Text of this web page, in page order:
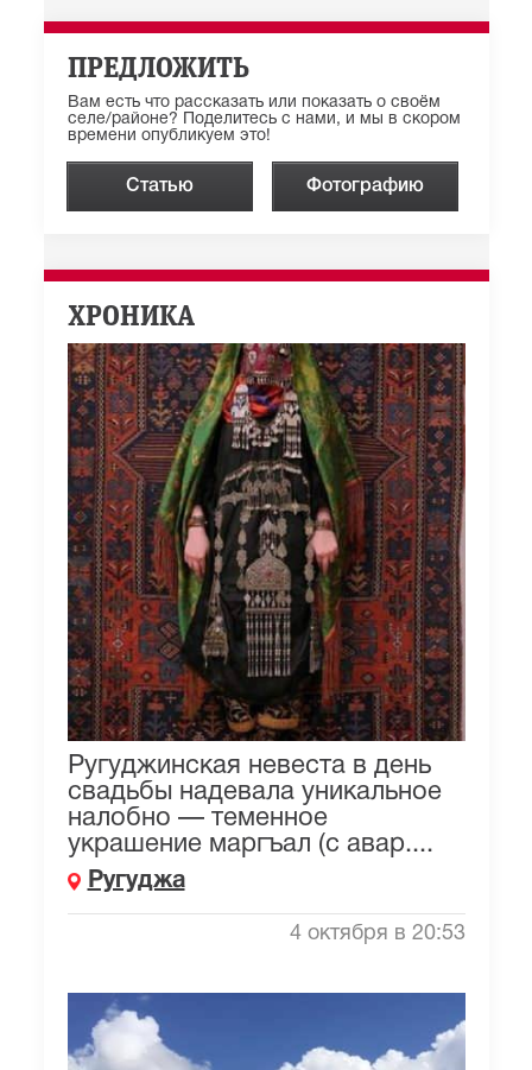
ПРЕДЛОЖИТЬ
Вам есть что рассказать или показать о своём
селе/районе? Поделитесь с нами, и мы в скором
времени опубликуем это!
Статью Фотографию
ХРОНИКА
Ругуджинская невеста в день
свадьбы надевала уникальное
налобно — теменное
украшение маргъал (с авар....
Ругуджа
4 октября в 20:53